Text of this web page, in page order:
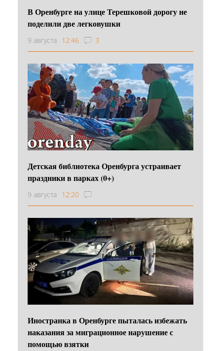
В Оренбурге на улице Терешковой дорогу не
поделили две легковушки
9 августа 12:46 3
Детская библиотека Оренбурга устраивает
праздники в парках (0+)
9 августа 12:20
Иностранка в Оренбурге пыталась избежать
наказания за миграционное нарушение с
помощью взятки